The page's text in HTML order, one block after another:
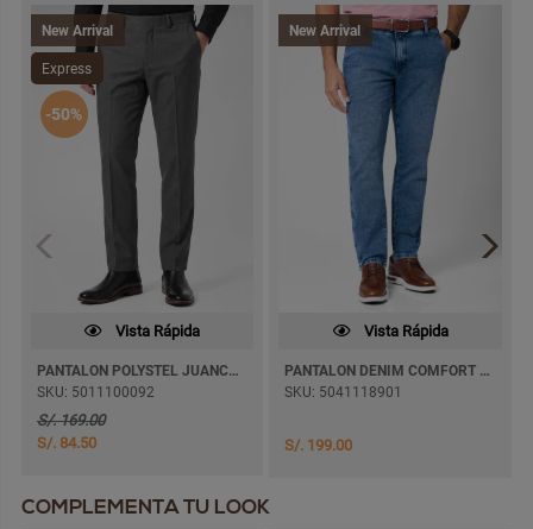
New Arrival
Express
-50%
Vista Rápida
PANTALON POLYSTEL JUANCAZ SEMI PITILLO
SKU: 5011100092
S/. 169.00
S/. 84.50
New Arrival
Vista Rápida
PANTALON DENIM COMFORT PAUL JEANS SEMI PITILLO
SKU: 5041118901
S/. 199.00
COMPLEMENTA TU LOOK